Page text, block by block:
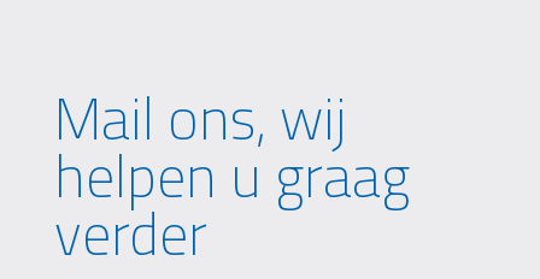
Mail ons, wij
helpen u graag
verder